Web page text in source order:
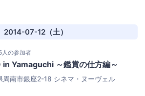
2014-07-12（土）
人の参加者
in Yamaguchi ～鑑賞の仕方編～
周南市銀座2-18 シネマ・ヌーヴェル